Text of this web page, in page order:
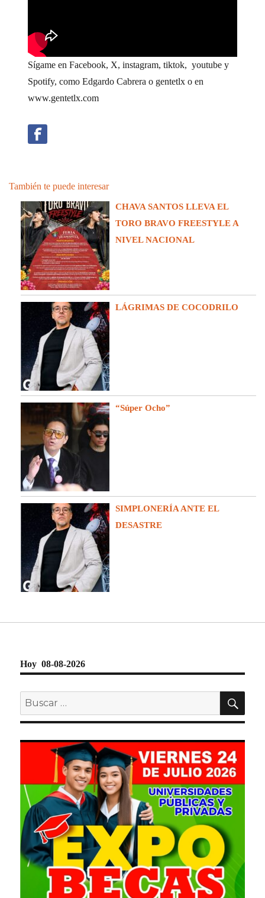
Sígame en Facebook, X, instagram, tiktok, youtube y
Spotify, como Edgardo Cabrera o gentetlx o en
www.gentetlx.com
También te puede interesar
CHAVA SANTOS LLEVA EL
TORO BRAVO FREESTYLE A
NIVEL NACIONAL
LÁGRIMAS DE COCODRILO
“Súper Ocho”
SIMPLONERÍA ANTE EL
DESASTRE
Hoy 08-08-2026
Buscar
por: